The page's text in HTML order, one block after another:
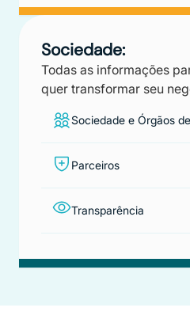
Sociedade:
Todas as informações
quer transformar seu
Sociedade e Órgãos
Parceiros
Transparência